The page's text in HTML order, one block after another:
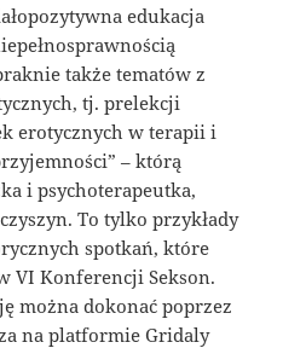
edukacja
także tematów z
tj. prelekcji
erotycznych w terapii i
– którą
i psychoterapeutka,
To tylko przykłady
spotkań, które
VI Konferencji Sekson.
można dokonać poprzez
na platformie Gridaly